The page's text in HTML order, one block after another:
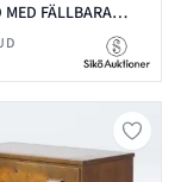
MED FÄLLBARA
1950/60-TAL.
CM (BXDXH)